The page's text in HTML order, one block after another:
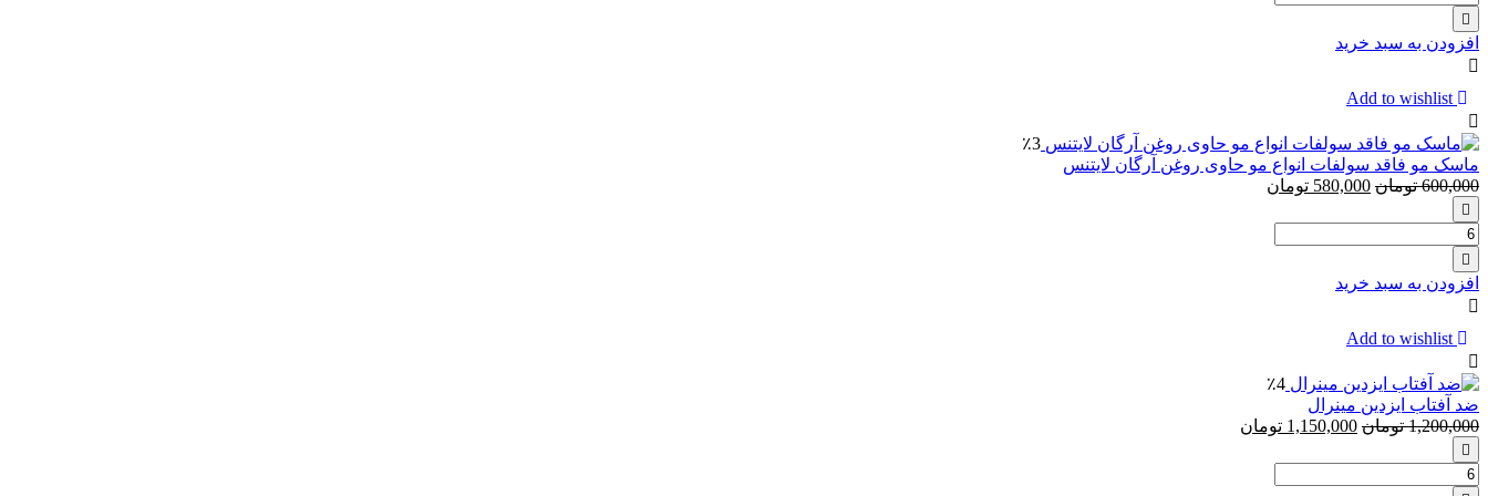
مام
ژله
ای
درای
آیدیا
Dry
Idea
بدون
رایحه
مدل
Unscented
وزن
85
گرم
افزودن به سبد خرید
Add to wishlist
٪3
ماسک مو فاقد سولفات انواع مو حاوی روغن آرگان لایتنس
600,000 تومان 580,000 تومان
تعداد:
ماسک
مو
فاقد
سولفات
انواع
مو
حاوی
روغن
آرگان
لایتنس
افزودن به سبد خرید
Add to wishlist
٪4
ضد آفتاب ایزدین مینرال
1,200,000 تومان 1,150,000 تومان
تعداد: